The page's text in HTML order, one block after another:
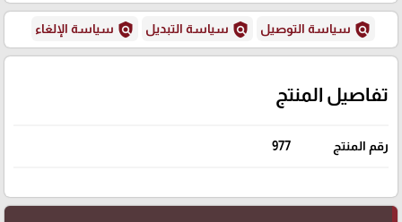
policy سياسة التوصيل policy سياسة التبديل policy سياسة الإلغاء
تفاصيل المنتج
رقم المنتج 977